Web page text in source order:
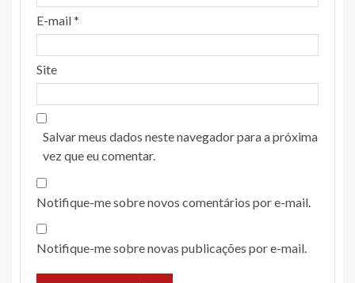
E-mail*
Site
Salvar meus dados neste navegador para a próxima
vez que eu comentar.
Notifique-me sobre novos comentários por e-mail.
Notifique-me sobre novas publicações por e-mail.